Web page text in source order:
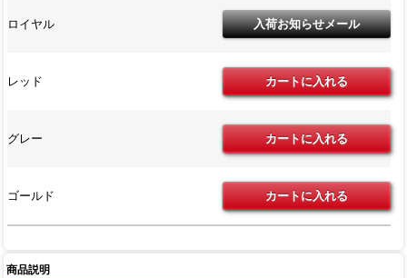
ロイヤル
レッド
グレー
ゴールド
商品説明